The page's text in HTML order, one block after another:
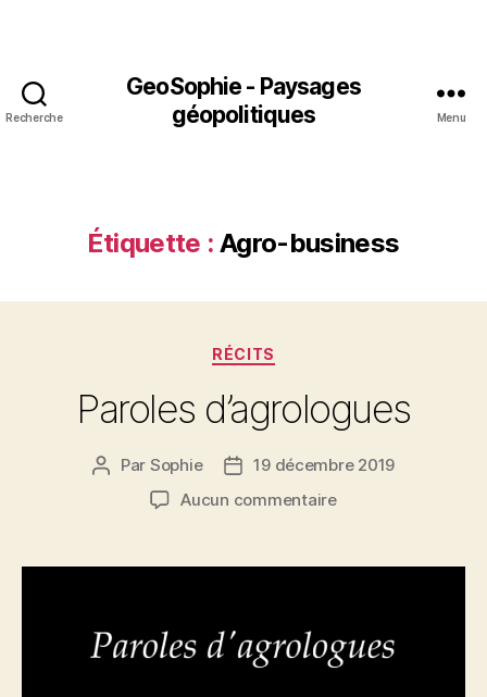
Recherche
GeoSophie - Paysages
géopolitiques
Menu
Étiquette : Agro-business
Catégories
RÉCITS
Paroles d’agrologues
Auteur
l’article
Par Sophie
Date19 décembre 2019
Aucun commentairesur